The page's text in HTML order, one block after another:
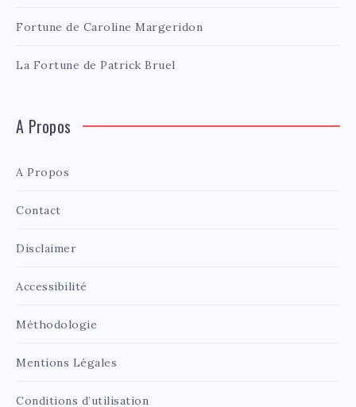
Fortune de Caroline Margeridon
La Fortune de Patrick Bruel
A Propos
A Propos
Contact
Disclaimer
Accessibilité
Méthodologie
Mentions Légales
Conditions d’utilisation